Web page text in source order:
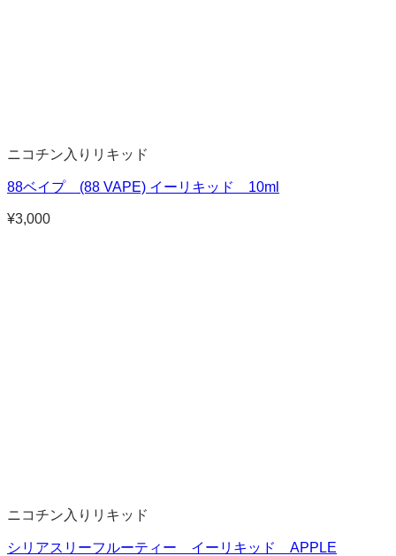
ニコチン入りリキッド
88ベイプ (88 VAPE) イーリキッド 10ml
¥3,000
ニコチン入りリキッド
シリアスリーフルーティー イーリキッド APPLE